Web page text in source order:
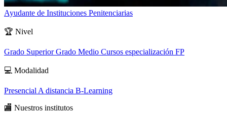
Ayudante de Instituciones Penitenciarias
🏆 Nivel
Grado SuperiorGrado Medio Cursos especialización FP
💻 Modalidad
Presencial A distancia B-Learning
🏬 Nuestros institutos